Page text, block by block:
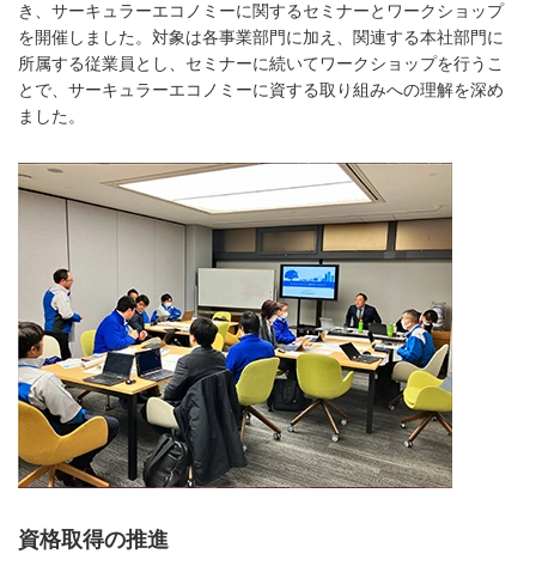
き、サーキュラーエコノミーに関するセミナーとワークショップ
を開催しました。対象は各事業部門に加え、関連する本社部門に
所属する従業員とし、セミナーに続いてワークショップを行うこ
とで、サーキュラーエコノミーに資する取り組みへの理解を深め
ました。
資格取得の推進